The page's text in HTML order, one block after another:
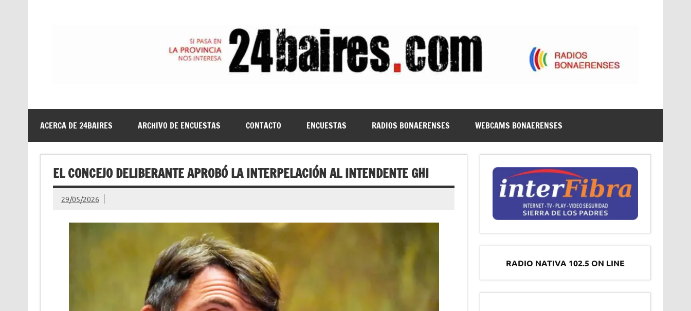
ACERCA DE 24BAIRES ARCHIVO DE ENCUESTAS CONTACTO ENCUESTAS RADIOS BONAERENSES WEBCAMS BONAERENSES
EL CONCEJO DELIBERANTE APROBÓ LA INTERPELACIÓN AL INTENDENTE GHI
29/05/2026
RADIO NATIVA 102.5 ON LINE